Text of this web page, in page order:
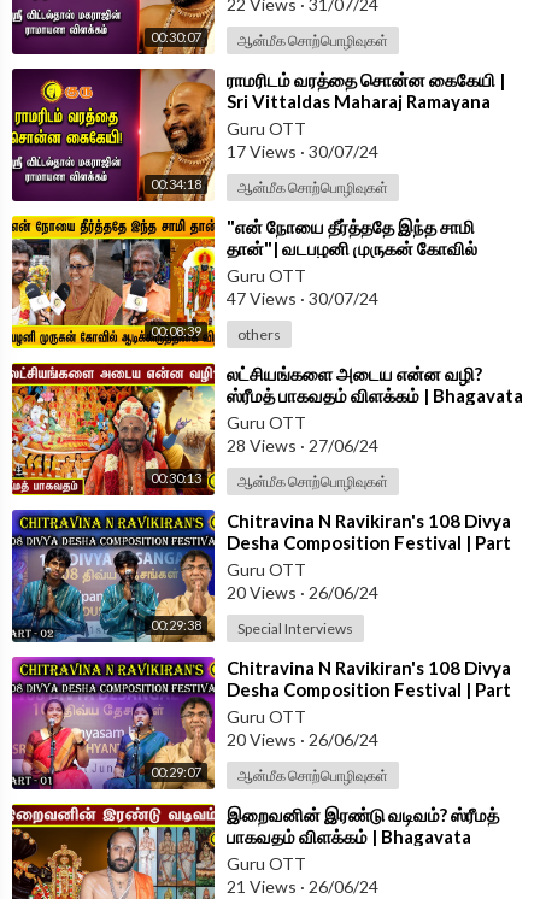
00:30:07
22 Views · 31/07/24
ஆன்மீக சொற்பொழிவுகள்
00:34:18
⁣ராமரிடம் வரத்தை சொன்ன கைகேயி |
Sri Vittaldas Maharaj Ramayana
Explanation |
Guru OTT
17 Views · 30/07/24
ஆன்மீக சொற்பொழிவுகள்
00:08:39
⁣"என் நோயை தீர்த்ததே இந்த சாமி
தான்"| வடபழனி முருகன் கோவில்
ஆடிக்கிருத்திகை விழா Vadapalani
Murugan
Guru OTT
47 Views · 30/07/24
others
00:30:13
⁣லட்சியங்களை அடைய என்ன வழி?
ஸ்ரீமத் பாகவதம் விளக்கம் | Bhagavata
Puranam | Damodhara Deekshitar
Guru OTT
28 Views · 27/06/24
ஆன்மீக சொற்பொழிவுகள்
00:29:38
⁣Chitravina N Ravikiran's 108 Divya
Desha Composition Festival | Part
02
Guru OTT
20 Views · 26/06/24
Special Interviews
00:29:07
⁣Chitravina N Ravikiran's 108 Divya
Desha Composition Festival | Part
01
Guru OTT
20 Views · 26/06/24
ஆன்மீக சொற்பொழிவுகள்
⁣இறைவனின் இரண்டு வடிவம்? ஸ்ரீமத்
பாகவதம் விளக்கம் | Bhagavata
Puranam | Damodhara Deekshitar
Guru OTT
21 Views · 26/06/24